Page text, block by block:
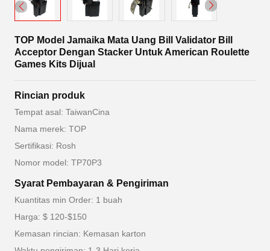
TOP Model Jamaika Mata Uang Bill Validator Bill
Acceptor Dengan Stacker Untuk American Roulette
Games Kits Dijual
Rincian produk
Tempat asal: TaiwanCina
Nama merek: TOP
Sertifikasi: Rosh
Nomor model: TP70P3
Syarat Pembayaran & Pengiriman
Kuantitas min Order: 1 buah
Harga: $ 120-$150
Kemasan rincian: Kemasan karton